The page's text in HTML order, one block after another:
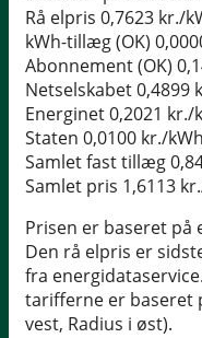
Rå elpris 0,7623 kr./
kWh-tillæg (OK)
Abonnement (OK)
Netselskabet0,4899
Energinet0,2021 kr./
Staten 0,0100 kr./kWh
Samlet fast tillæg
Samlet pris 1,6113
Prisen er baseret
Den rå elpris er
fra
tarifferne er baseret
vest, Radius i øst).